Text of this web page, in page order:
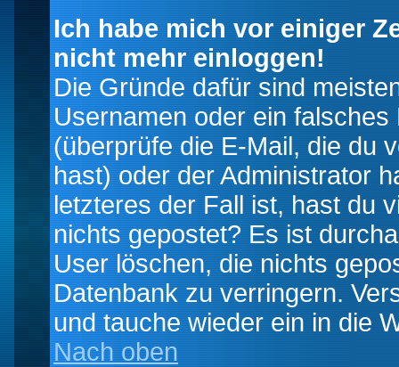
Ich habe mich vor einiger
nicht mehr einloggen!
Die Gründe dafür sind
Usernamen oder ein
(überprüfe die E-Mail, die du
hast) oder der Administrator
letzteres der Fall ist, hast du
nichts gepostet? Es ist
User löschen, die nichts
Datenbank zu verringern.
und tauche wieder ein in die
Nach oben